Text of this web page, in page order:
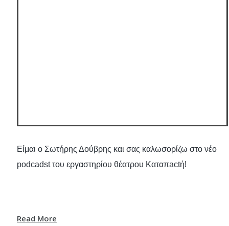
Είμαι ο Σωτήρης Δούβρης και σας καλωσορίζω στο νέο
podcadst του εργαστηρίου θέατρου Καταπactή!
Read More